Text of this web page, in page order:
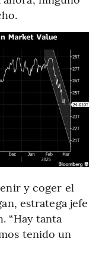
y coger el
estratega jefe
“Hay tanta
tenido un